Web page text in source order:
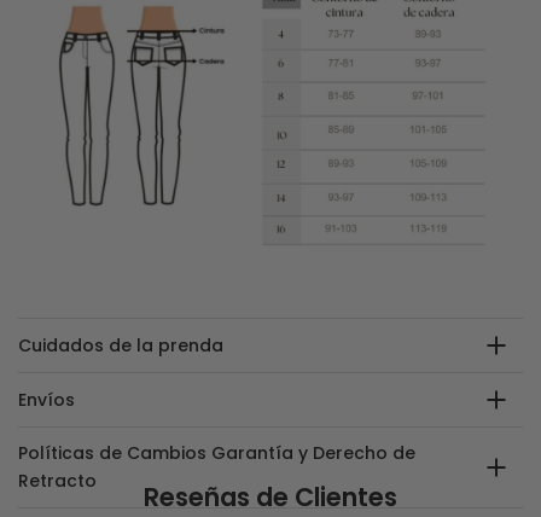
Cuidados de la prenda
Envíos
Políticas de Cambios Garantía y Derecho de
Retracto
Reseñas de Clientes